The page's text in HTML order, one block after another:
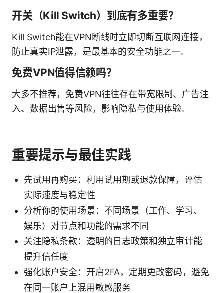
开关（Kill Switch）到底有多重要？
Kill Switch能在VPN断线时立即切断互联网连接，
防止真实IP泄露，是最基本的安全功能之一。
免费VPN值得信赖吗？
大多不推荐，免费VPN往往存在带宽限制、广告注
入、数据出售等风险，影响隐私与使用体验。
重要提示与最佳实践
先试用再购买：利用试用期或退款保障，评估
实际速度与稳定性
分析你的使用场景：不同场景（工作、学习、
娱乐）对节点和功能的需求不同
关注隐私条款：透明的日志政策和独立审计能
提升信任度
强化账户安全：开启2FA，定期更改密码，避免
在同一账户上混用敏感服务